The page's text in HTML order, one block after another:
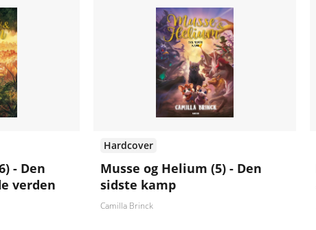
- Den
verden
Hardcover
Musse og Helium (5) - Den
sidste kamp
Camilla Brinck